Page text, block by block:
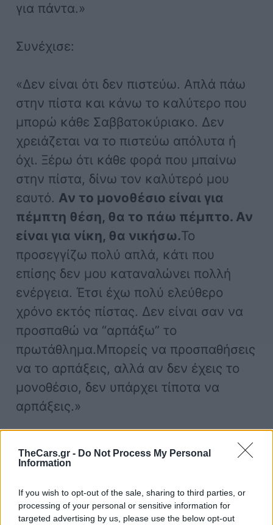
TheCars.gr - Do Not Process My Personal
Information
If you wish to opt-out of the sale, sharing to third parties, or
processing of your personal or sensitive information for
targeted advertising by us, please use the below opt-out
για πάντα.»
Συνέχισε:
«Δεν είναι ότι δεν πιστεύω. Απλά πάω
στην πίστα και κάνω το καλύτερο που
μπορώ κάθε Σαββατοκύριακο. Δεν
χρειάζεται να το πιστεύω απόλυτα ή
όχι. Ξέρω ότι κάθε φορά που μπαίνω
στην πίστα, δίνω τον καλύτερό μου
εαυτό. Αν το μονοθέσιο είναι για
πέμπτη θέση, θα το πάω πέμπτο. Αν
είναι για νίκη, θα νικήσω.Το
προσεγγίζω πολύ απλά, κάτι που
επίσης δεν μου καταναλώνει πολλή
ενέργεια. Έτσι έχω πολύ ελεύθερο
χρόνο εκτός πίστας. Δεν είναι σαν να
προσπαθώ να “αρπάξω” το
πρωτάθλημα.Μπορείς να προσπαθήσεις
να το αρπάξεις, αλλά αν δεν έχεις το
μονοθέσιο, δεν υπάρχει τίποτα να
αρπάξεις.»
F1Max Verstappen Red Bull